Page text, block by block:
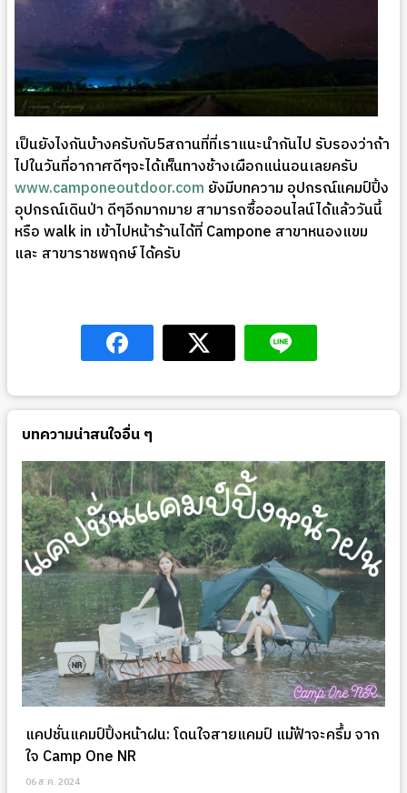
เป็นยังไงกันบ้างครับกับ5สถานที่ที่เราแนะนำกันไป รับรองว่าถ้า
ไปในวันที่อากาศดีๆจะได้เห็นทางช้างเผือกแน่นอนเลยครับ
www.camponeoutdoor.com ยังมีบทความ อุปกรณ์แคมป์ปิ้ง
อุปกรณ์เดินป่า ดีๆอีกมากมาย สามารถซื้อออนไลน์ได้แล้ววันนี้
หรือ walk in เข้าไปหน้าร้านได้ที่ Campone สาขาหนองแขม
และ สาขาราชพฤกษ์ ได้ครับ
บทความน่าสนใจอื่น ๆ
แคปชั่นแคมป์ปิ้งหน้าฝน: โดนใจสายแคมป์ แม้ฟ้าจะครึ้ม จาก
ใจ Camp One NR
06 ส.ค. 2024